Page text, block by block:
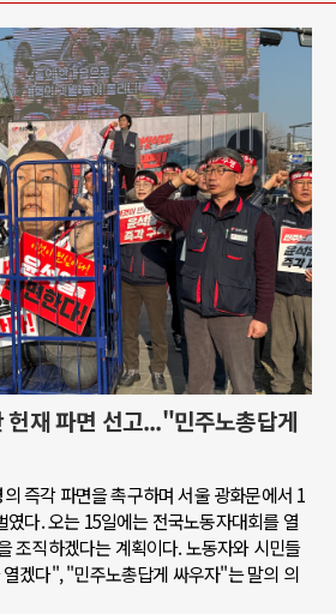
헌재 파면 선고..."민주노총답게
즉각 파면을 촉구하며 서울 광화문에서 1
였다. 오는 15일에는 전국노동자대회를 열
조직하겠다는 계획이다. 노동자와 시민들
겠다", "민주노총답게 싸우자"는 말의 의